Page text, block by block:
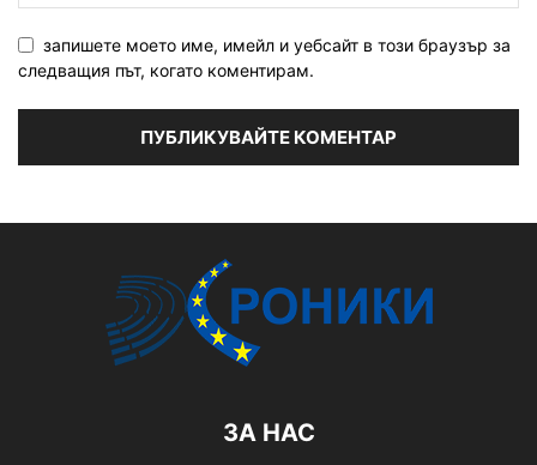
запишете моето име, имейл и уебсайт в този браузър за
следващия път, когато коментирам.
ЗА НАС